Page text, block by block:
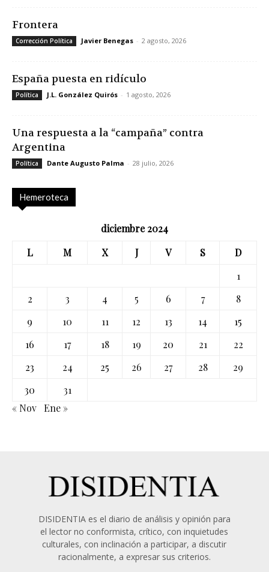
Frontera
Corrección Política Javier Benegas - 2 agosto, 2026
España puesta en ridículo
Política J.L. González Quirós - 1 agosto, 2026
Una respuesta a la “campaña” contra
Argentina
Política Dante Augusto Palma - 28 julio, 2026
Hemeroteca
diciembre 2024
L
M X J V S
D
1
2
3 4 5 6 7
8
9
10 11 12 13 14
15
16
17 18 19 20 21
22
23
24 25 26 27 28
29
30
31
« Nov Ene »
DISIDENTIA es el diario de análisis y opinión para
el lector no conformista, crítico, con inquietudes
culturales, con inclinación a participar, a discutir
racionalmente, a expresar sus criterios.